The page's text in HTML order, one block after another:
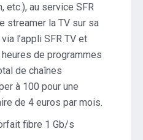
etc.), au service SFR
streamer la TV sur sa
l’appli SFR TV et
heures de programmes
de chaînes
à 100 pour une
de 4 euros par mois.
fibre 1 Gb/s